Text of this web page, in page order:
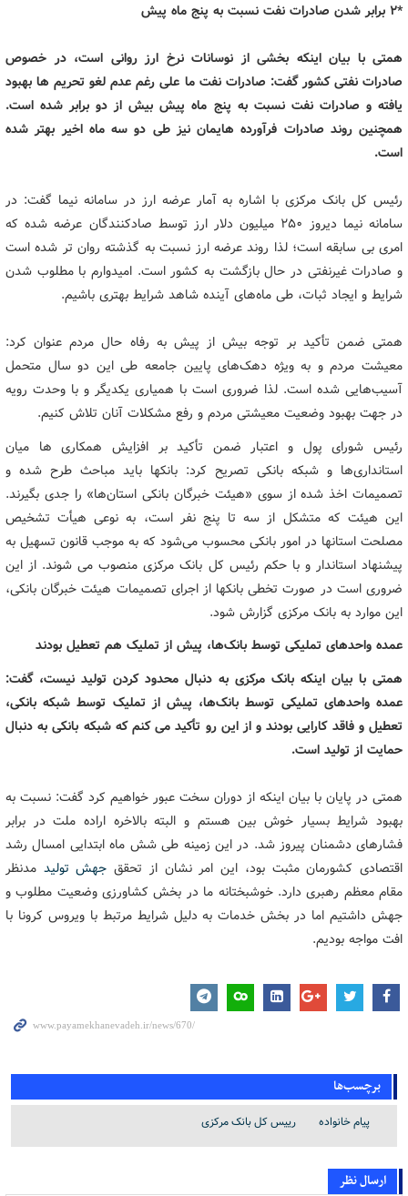
*2 برابر شدن صادرات نفت نسبت به پنج ماه پیش
همتی با بیان اینکه بخشی از نوسانات نرخ ارز روانی است، در خصوص
صادرات نفتی کشور گفت: صادرات نفت ما علی رغم عدم لغو تحریم ها بهبود
یافته و صادرات نفت نسبت به پنج ماه پیش بیش از دو برابر شده است.
همچنین روند صادرات فرآورده هایمان نیز طی دو سه ماه اخیر بهتر شده
است.
رئیس کل بانک مرکزی با اشاره به آمار عرضه ارز در سامانه نیما گفت: در
سامانه نیما دیروز 250 میلیون دلار ارز توسط صادکنندگان عرضه شده که
امری بی سابقه است؛ لذا روند عرضه ارز نسبت به گذشته روان تر شده است
و صادرات غیرنفتی در حال بازگشت به کشور است. امیدوارم با مطلوب شدن
شرایط و ایجاد ثبات، طی ماه‌های آینده شاهد شرایط بهتری باشیم.
همتی ضمن تأکید بر توجه بیش از پیش به رفاه حال مردم عنوان کرد:
معیشت مردم و به ویژه دهک‌های پایین جامعه طی این دو سال متحمل
آسیب‌هایی شده است. لذا ضروری است با همیاری یکدیگر و با وحدت رویه
در جهت بهبود وضعیت معیشتی مردم و رفع مشکلات آنان تلاش کنیم.
رئیس شورای پول و اعتبار ضمن تأکید بر افزایش همکاری ها میان
استانداری‌ها و شبکه بانکی تصریح کرد: بانکها باید مباحث طرح شده و
تصمیمات اخذ شده از سوی «هیئت خبرگان بانکی استان‌ها» را جدی بگیرند.
این هیئت که متشکل از سه تا پنج نفر است، به نوعی هیأت تشخیص
مصلحت استانها در امور بانکی محسوب می‌شود که به موجب قانون تسهیل به
پیشنهاد استاندار و با حکم رئیس کل بانک مرکزی منصوب می شوند. از این
ضروری است در صورت تخطی بانکها از اجرای تصمیمات هیئت خبرگان بانکی،
این موارد به بانک مرکزی گزارش شود.
عمده واحدهای تملیکی توسط بانک‌ها، پیش از تملیک هم تعطیل بودند
همتی با بیان اینکه بانک مرکزی به دنبال محدود کردن تولید نیست، گفت:
عمده واحدهای تملیکی توسط بانک‌ها، پیش از تملیک توسط شبکه بانکی،
تعطیل و فاقد کارایی بودند و از این رو تأکید می کنم که شبکه بانکی به دنبال
حمایت از تولید است.
همتی در پایان با بیان اینکه از دوران سخت عبور خواهیم کرد گفت: نسبت به
بهبود شرایط بسیار خوش بین هستم و البته بالاخره اراده ملت در برابر
فشارهای دشمنان پیروز شد. در این زمینه طی شش ماه ابتدایی امسال رشد
اقتصادی کشورمان مثبت بود، این امر نشان از تحقق جهش تولید مدنظر
مقام معظم رهبری دارد. خوشبختانه ما در بخش کشاورزی وضعیت مطلوب و
جهش داشتیم اما در بخش خدمات به دلیل شرایط مرتبط با ویروس کرونا با
افت مواجه بودیم.
برچسب‌ها
پیام خانواده رییس کل بانک مرکزی
ارسال نظر